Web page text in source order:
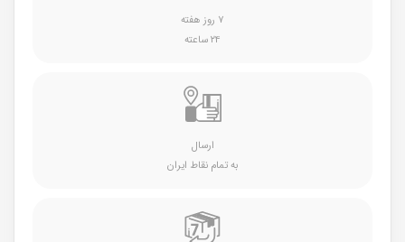
۷ روز هفته
۲۴ ساعته
ارسال
به تمام نقاط ایران